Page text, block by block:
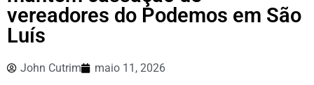
vereadores do Podemos em São
Luís
John Cutrim maio 11, 2026